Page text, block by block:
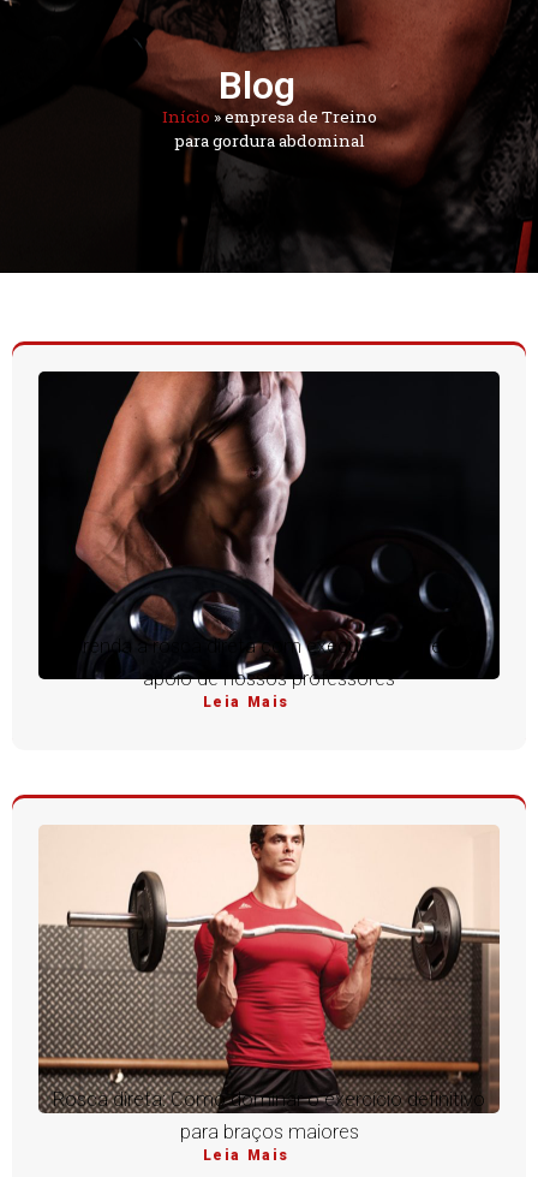
Blog
Início»empresa de Treino
para gordura abdominal
Aprenda a rosca direta com execução perfeita e
apoio de nossos professores
Leia Mais
Rosca direta: Como dominar o exercício definitivo
para braços maiores
Leia Mais